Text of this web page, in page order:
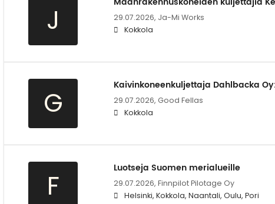
J 29.07.2026, Ja-Mi Works
Kokkola
G
Kaivinkoneenkuljettaja Dahlbacka
29.07.2026, Good Fellas
Kokkola
F
Luotseja Suomen merialueille
29.07.2026, Finnpilot Pilotage Oy
Helsinki, Kokkola, Naantali, Oulu, Pori